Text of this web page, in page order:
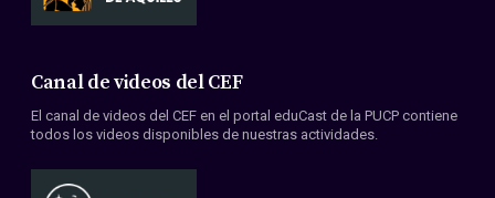
Canal de videos del CEF
El canal de videos del CEF en el portal eduCast de la PUCP contiene
todos los videos disponibles de nuestras actividades.